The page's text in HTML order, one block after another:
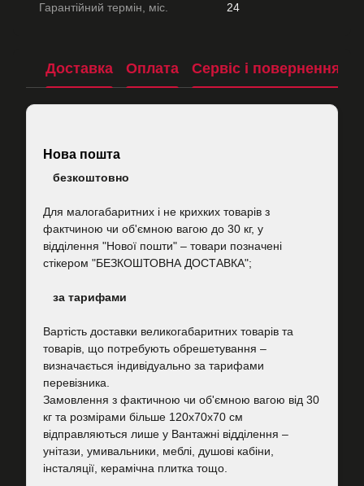
Гарантійний термін, міс. 24
Доставка Оплата Сервіс і повернення
Нова пошта
безкоштовно
Для малогабаритних і не крихких товарів з
фактчиною чи об'ємною вагою до 30 кг, у
відділення "Нової пошти" – товари позначені
стікером "БЕЗКОШТОВНА ДОСТАВКА";
за тарифами
Вартість доставки великогабаритних товарів та
товарів, що потребують обрешетування –
визначається індивідуально за тарифами
перевізника.
Замовлення з фактичною чи об'ємною вагою від 30
кг та розмірами більше 120х70х70 см
відправляються лише у Вантажні відділення –
унітази, умивальники, меблі, душові кабіни,
інсталяції, керамічна плитка тощо.